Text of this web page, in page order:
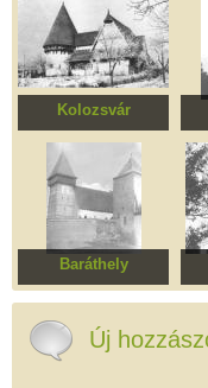
Kolozsvár
Kós Károly szüleinek
Baráthely
Erődített evangélikus
Új